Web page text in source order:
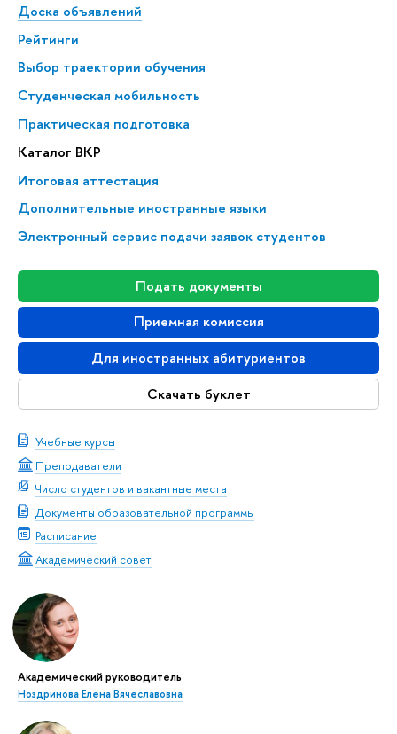
Доска объявлений
Рейтинги
Выбор траектории обучения
Студенческая мобильность
Практическая подготовка
Каталог ВКР
Итоговая аттестация
Дополнительные иностранные языки
Электронный сервис подачи заявок студентов
Подать документы
Приемная комиссия
Для иностранных абитуриентов
Скачать буклет
Учебные курсы
Преподаватели
Число студентов и вакантные места
Документы образовательной программы
Расписание
Академический совет
Академический руководитель
Ноздринова Елена Вячеславовна